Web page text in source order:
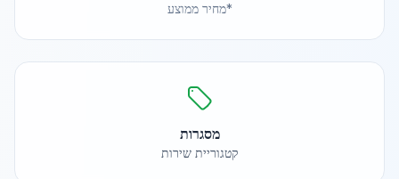
*מחיר ממוצע
מסגרות
קטגוריית שירות